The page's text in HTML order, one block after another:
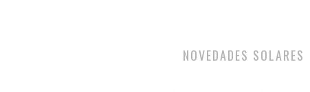
NOVEDADES SOLARES